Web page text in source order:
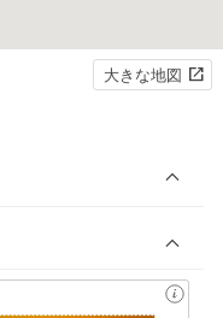
大きな地図